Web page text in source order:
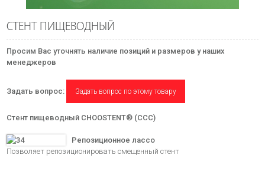
СТЕНТ ПИЩЕВОДНЫЙ
Просим Вас уточнять наличие позиций и размеров у наших
менеджеров
Задать вопрос: Задать вопрос по этому товару
Стент пищеводный CHOOSTENT® (CCC)
Репозиционное лассо
Позволяет репозиционировать смещенный стент